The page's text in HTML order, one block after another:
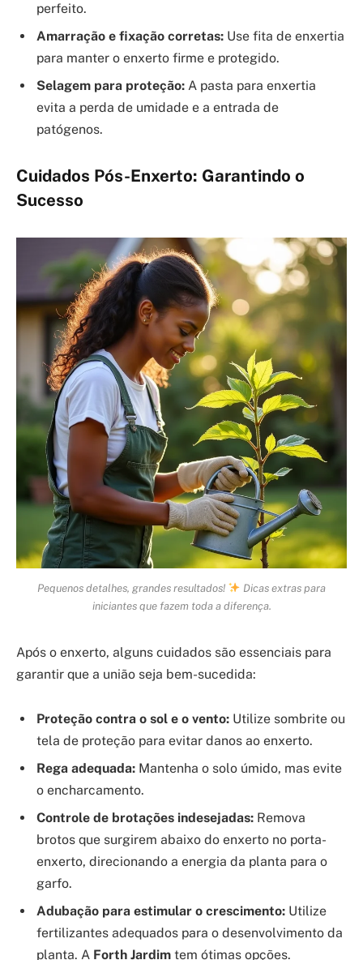
perfeito.
Amarração e fixação corretas: Use fita de enxertia
para manter o enxerto firme e protegido.
Selagem para proteção: A pasta para enxertia
evita a perda de umidade e a entrada de
patógenos.
Cuidados Pós-Enxerto: Garantindo o
Sucesso
Pequenos detalhes, grandes resultados!
Dicas extras para
iniciantes que fazem toda a diferença.
Após o enxerto, alguns cuidados são essenciais para
garantir que a união seja bem-sucedida:
Proteção contra o sol e o vento: Utilize sombrite ou
tela de proteção para evitar danos ao enxerto.
Rega adequada: Mantenha o solo úmido, mas evite
o encharcamento.
Controle de brotações indesejadas: Remova
brotos que surgirem abaixo do enxerto no porta-
enxerto, direcionando a energia da planta para o
garfo.
Adubação para estimular o crescimento: Utilize
fertilizantes adequados para o desenvolvimento da
planta. A Forth Jardim tem ótimas opções.